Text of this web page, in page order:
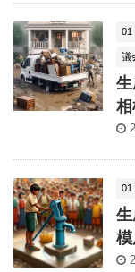
01
議
01